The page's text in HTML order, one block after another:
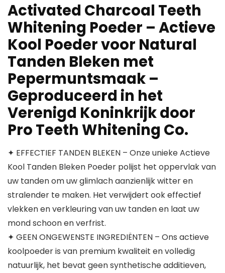
Activated Charcoal Teeth
Whitening Poeder – Actieve
Kool Poeder voor Natural
Tanden Bleken met
Pepermuntsmaak –
Geproduceerd in het
Verenigd Koninkrijk door
Pro Teeth Whitening Co.
✦ EFFECTIEF TANDEN BLEKEN – Onze unieke Actieve
Kool Tanden Bleken Poeder polijst het oppervlak van
uw tanden om uw glimlach aanzienlijk witter en
stralender te maken. Het verwijdert ook effectief
vlekken en verkleuring van uw tanden en laat uw
mond schoon en verfrist.
✦ GEEN ONGEWENSTE INGREDIËNTEN – Ons actieve
koolpoeder is van premium kwaliteit en volledig
natuurlijk, het bevat geen synthetische additieven,